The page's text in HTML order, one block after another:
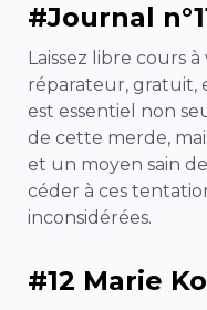
#Journal
Laissez libre cours à
réparateur, gratuit,
est essentiel non
de cette merde,
et un moyen sain
céder à ces
inconsidérées.
#12 Marie